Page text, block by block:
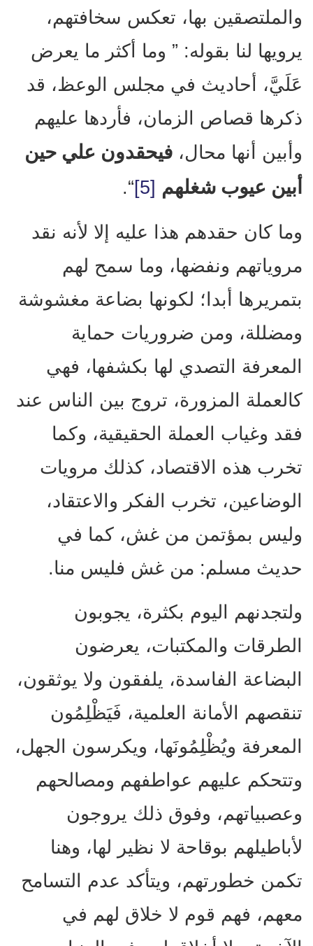
والملتصقين بها، تعكس سخافتهم،
يرويها لنا بقوله: ” وما أكثر ما يعرض
عَلَيَّ، أحاديث في مجلس الوعظ، قد
ذكرها قصاص الزمان، فأردها عليهم
وأبين أنها محال، فيحقدون علي حين
أبين عيوب شغلهم [5]
“.
وما كان حقدهم هذا عليه إلا لأنه نقد
مروياتهم ونفضها، وما سمح لهم
بتمريرها أبدا؛ لكونها بضاعة مغشوشة
ومضللة، ومن ضروريات حماية
المعرفة التصدي لها بكشفها، فهي
كالعملة المزورة، تروج بين الناس عند
فقد وغياب العملة الحقيقية، وكما
تخرب هذه الاقتصاد، كذلك مرويات
الوضاعين، تخرب الفكر والاعتقاد،
وليس بمؤتمن من غش، كما في
حديث مسلم: من غش فليس منا.
ولتجدنهم اليوم بكثرة، يجوبون
الطرقات والمكتبات، يعرضون
البضاعة الفاسدة، يلفقون ولا يوثقون،
تنقصهم الأمانة العلمية، فَيَظْلِمُون
المعرفة ويُظْلِمُونَها، ويكرسون الجهل،
وتتحكم عليهم عواطفهم ومصالحهم
وعصبياتهم، وفوق ذلك يروجون
لأباطيلهم بوقاحة لا نظير لها، وهنا
تكمن خطورتهم، ويتأكد عدم التسامح
معهم، فهم قوم لا خلاق لهم في